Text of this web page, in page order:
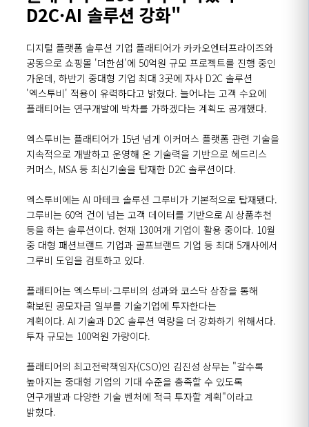
D2C·AI 솔루션 강화"
디지털 플랫폼 솔루션 기업 플래티어가 카카오엔터프라이즈와
공동으로 쇼핑몰 '더한섬'에 50억원 규모 프로젝트를 진행 중인
가운데, 하반기 중대형 기업 최대 3곳에 자사 D2C 솔루션
'엑스투비' 적용이 유력하다고 밝혔다. 늘어나는 고객 수요에
플래티어는 연구개발에 박차를 가하겠다는 계획도 공개했다.
엑스투비는 플래티어가 15년 넘게 이커머스 플랫폼 관련 기술을
지속적으로 개발하고 운영해 온 기술력을 기반으로 헤드리스
커머스, MSA 등 최신기술을 탑재한 D2C 솔루션이다.
엑스투비에는 AI 마테크 솔루션 그루비가 기본적으로 탑재됐다.
그루비는 60억 건이 넘는 고객 데이터를 기반으로 AI 상품추천
등을 하는 솔루션이다. 현재 130여개 기업이 활용 중이다. 10월
중 대형 패션브랜드 기업과 골프브랜드 기업 등 최대 5개사에서
그루비 도입을 검토하고 있다.
플래티어는 엑스투비·그루비의 성과와 코스닥 상장을 통해
확보된 공모자금 일부를 기술기업에 투자한다는
계획이다. AI 기술과 D2C 솔루션 역량을 더 강화하기 위해서다.
투자 규모는 100억원 가량이다.
플래티어의 최고전략책임자(CSO)인 김진성 상무는 "갈수록
높아지는 중대형 기업의 기대 수준을 충족할 수 있도록
연구개발과 다양한 기술 벤처에 적극 투자할 계획"이라고
밝혔다.